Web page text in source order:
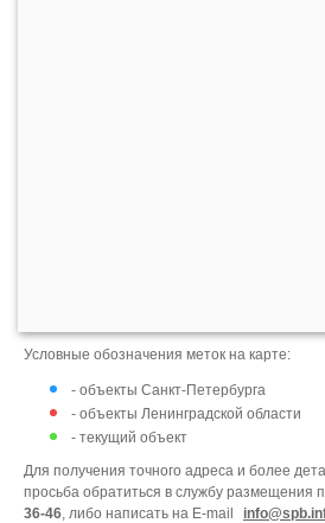
Условные обозначения меток на карте:
- объекты Санкт-Петербурга
- объекты Ленинградской области
- текущий объект
Для получения точного адреса и более
просьба обратиться в службу размещения
36-46, либо написать на E-mail